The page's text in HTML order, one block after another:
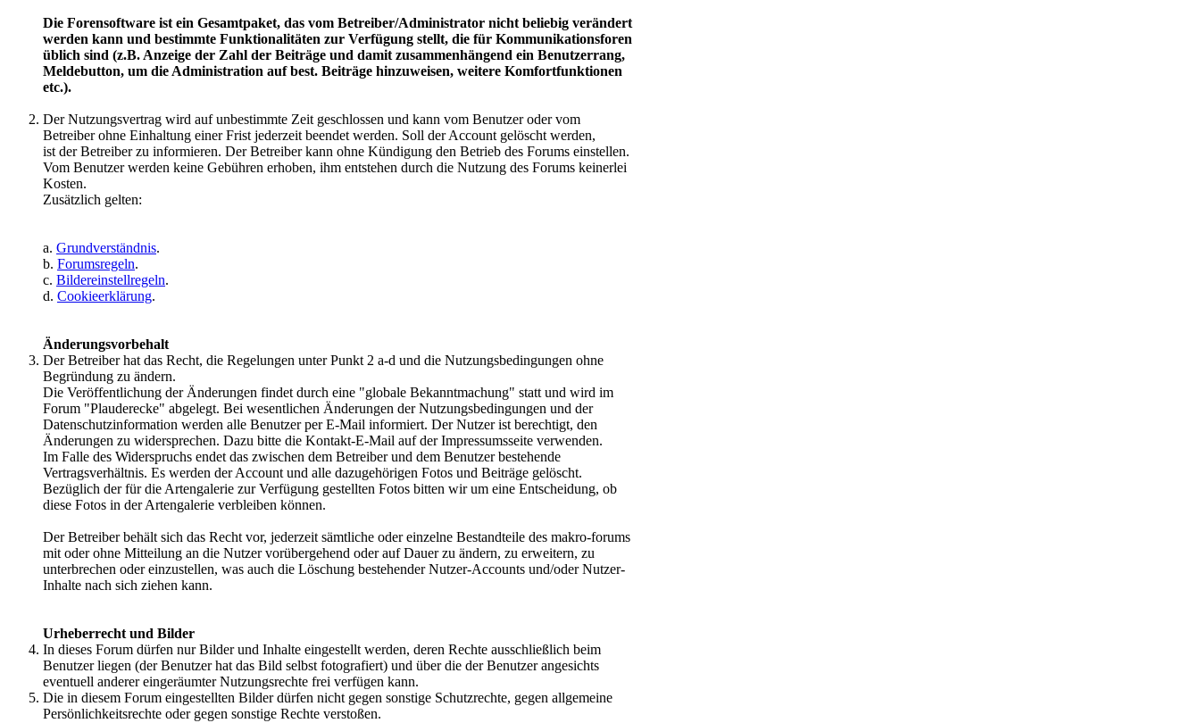
Die Forensoftware ist ein Gesamtpaket, das vom Betreiber/Administrator nicht beliebig verändert
werden kann und bestimmte Funktionalitäten zur Verfügung stellt, die für Kommunikationsforen
üblich sind (z.B. Anzeige der Zahl der Beiträge und damit zusammenhängend ein Benutzerrang,
Meldebutton, um die Administration auf best. Beiträge hinzuweisen, weitere Komfortfunktionen
etc.).
Der Nutzungsvertrag wird auf unbestimmte Zeit geschlossen und kann vom Benutzer oder vom
Betreiber ohne Einhaltung einer Frist jederzeit beendet werden. Soll der Account gelöscht werden,
ist der Betreiber zu informieren. Der Betreiber kann ohne Kündigung den Betrieb des Forums einstellen.
Vom Benutzer werden keine Gebühren erhoben, ihm entstehen durch die Nutzung des Forums keinerlei
Kosten.
Zusätzlich gelten:
a. Grundverständnis.
b. Forumsregeln.
c. Bildereinstellregeln.
d. Cookieerklärung.
Änderungsvorbehalt
Der Betreiber hat das Recht, die Regelungen unter Punkt 2 a-d und die Nutzungsbedingungen ohne
Begründung zu ändern.
Die Veröffentlichung der Änderungen findet durch eine "globale Bekanntmachung" statt und wird im
Forum "Plauderecke" abgelegt. Bei wesentlichen Änderungen der Nutzungsbedingungen und der
Datenschutzinformation werden alle Benutzer per E-Mail informiert. Der Nutzer ist berechtigt, den
Änderungen zu widersprechen. Dazu bitte die Kontakt-E-Mail auf der Impressumsseite verwenden.
Im Falle des Widerspruchs endet das zwischen dem Betreiber und dem Benutzer bestehende
Vertragsverhältnis. Es werden der Account und alle dazugehörigen Fotos und Beiträge gelöscht.
Bezüglich der für die Artengalerie zur Verfügung gestellten Fotos bitten wir um eine Entscheidung, ob
diese Fotos in der Artengalerie verbleiben können.
Der Betreiber behält sich das Recht vor, jederzeit sämtliche oder einzelne Bestandteile des makro-forums
mit oder ohne Mitteilung an die Nutzer vorübergehend oder auf Dauer zu ändern, zu erweitern, zu
unterbrechen oder einzustellen, was auch die Löschung bestehender Nutzer-Accounts und/oder Nutzer-
Inhalte nach sich ziehen kann.
Urheberrecht und Bilder
In dieses Forum dürfen nur Bilder und Inhalte eingestellt werden, deren Rechte ausschließlich beim
Benutzer liegen (der Benutzer hat das Bild selbst fotografiert) und über die der Benutzer angesichts
eventuell anderer eingeräumter Nutzungsrechte frei verfügen kann.
Die in diesem Forum eingestellten Bilder dürfen nicht gegen sonstige Schutzrechte, gegen allgemeine
Persönlichkeitsrechte oder gegen sonstige Rechte verstoßen.